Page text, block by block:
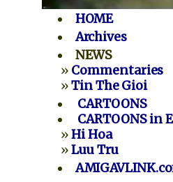
HOME
Archives
NEWS
» Commentaries
»Tin The Gioi
CARTOONS
CARTOONS in
»Hi Hoa
»Luu Tru